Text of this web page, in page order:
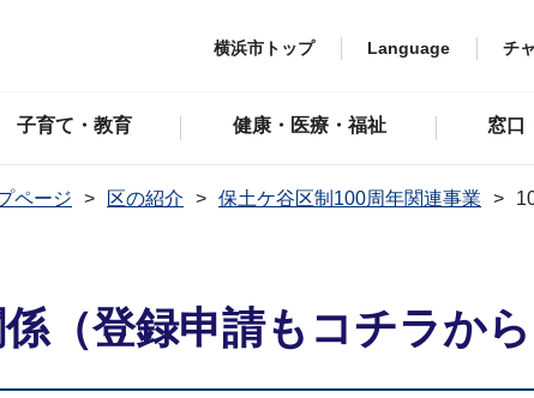
横浜市トップ Language チ
子育て・教育 健康・医療・福祉 窓口
ページ 区の紹介 保土ケ谷区制100周年関連事業
（登録申請もコチラか